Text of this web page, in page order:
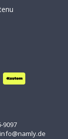
9097
info@namly.de